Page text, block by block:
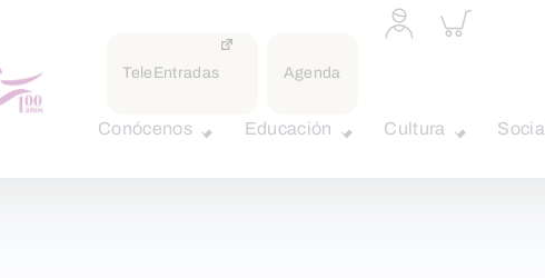
TeleEntradas Agenda
Acceder
a
Inspeccionar
carrito
Conócenos Educación Cultura Social